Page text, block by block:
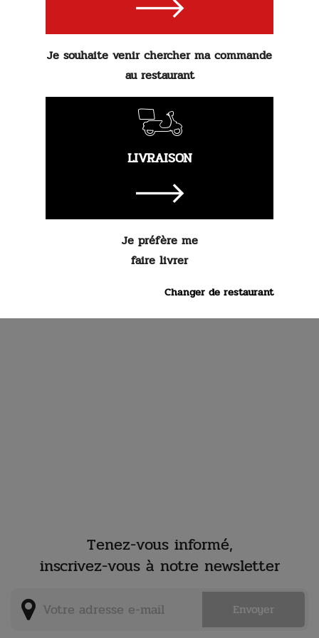
Tenez-vous informé,
inscrivez-vous à notre newsletter
Je souhaite venir chercher ma commande
au restaurant
LIVRAISON
Je préfère me
faire livrer
Changer de restaurant
2.90 €
Commander